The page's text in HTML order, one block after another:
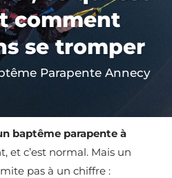
comment
se tromper
Parapente Annecy
baptême parapente à
et c’est normal. Mais un
pas à un chiffre :